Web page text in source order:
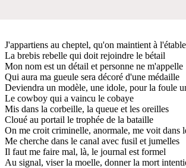
J'appartiens au cheptel, qu'on maintient à l'étable
La brebis rebelle qui doit rejoindre le bétail
Mon nom est un détail et personne ne m'appelle
Qui aura ma gueule sera décoré d'une médaille
Deviendra un modèle, une idole, pour la foule
Le cowboy qui a vaincu le cobaye
Mis dans la corbeille, la queue et les oreilles
Cloué au portail le trophée de la bataille
On me croit criminelle, anormale, me voit dans
Me cherche dans le canal avec fusil et jumelles
Il faut me faire mal, là, le journal est formel
Au signal, viser la moelle, donner la mort